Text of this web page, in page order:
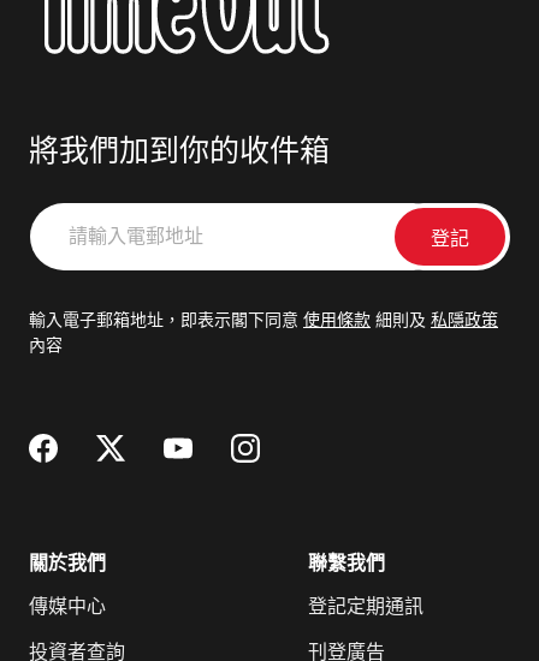
將我們加到你的收件箱
請
輸
郵
輸入電子郵箱地址，即表示閣下同意 使用條款 細則及 私隱政策
內容
關於我們
傳媒中心
投資者查詢
聯繫我們
登記定期通訊
刊登廣告